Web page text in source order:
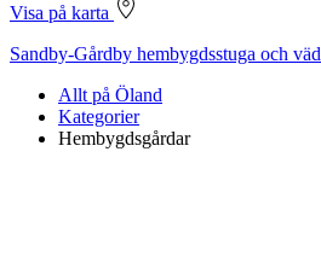
Visa på karta
Sandby-Gårdby hembygdsstuga och
Allt på Öland
Kategorier
Hembygdsgårdar